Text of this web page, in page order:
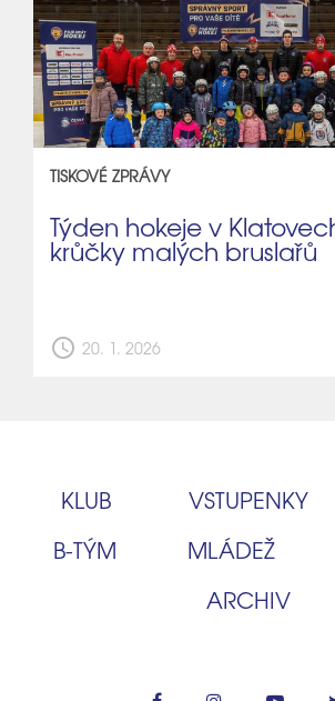
TISKOVÉ ZPRÁVY
Týden hokeje v
krůčky malých bruslařů
schedule 20. 1. 2026
KLUB VSTUPENKY
B‑TÝM
MLÁDEŽ
ARCHIV